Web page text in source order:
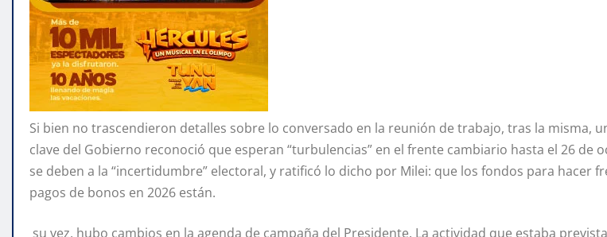
Si bien no trascendieron detalles sobre lo conversado en la reunión de trabajo, tras la misma,
clave del Gobierno reconoció que esperan “turbulencias” en el frente cambiario hasta el 26 de
se deben a la “incertidumbre” electoral, y ratificó lo dicho por Milei: que los fondos para hacer
pagos de bonos en 2026 están.
su vez, hubo cambios en la agenda de campaña del Presidente. La actividad que estaba